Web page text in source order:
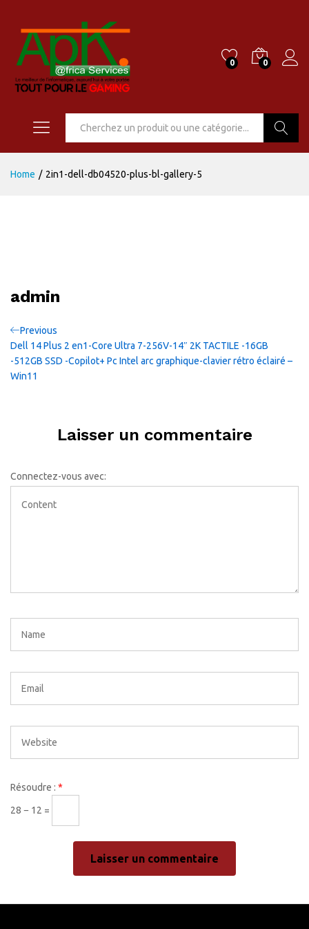
0 0
Home / 2in1-dell-db04520-plus-bl-gallery-5
admin
Navigation
de
l’article
Previous
Post
Previous
Dell 14 Plus 2 en1-Core Ultra 7-256V-14″ 2K TACTILE -16GB
-512GB SSD -Copilot+ Pc Intel arc graphique-clavier rétro éclairé –
Win11
Laisser un commentaire
Connectez-vous avec:
Résoudre : *
28 − 12 =